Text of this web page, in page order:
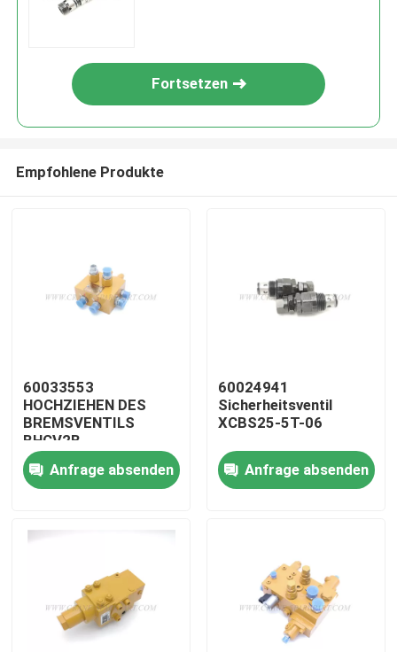
Startseite
Fabrik Tour
Fortsetzen
Empfohlene Produkte
60033553
HOCHZIEHEN DES
BREMSVENTILS
BHCV2B
Anfrage absenden
60024941
Sicherheitsventil
XCBS25-5T-06
Anfrage absenden